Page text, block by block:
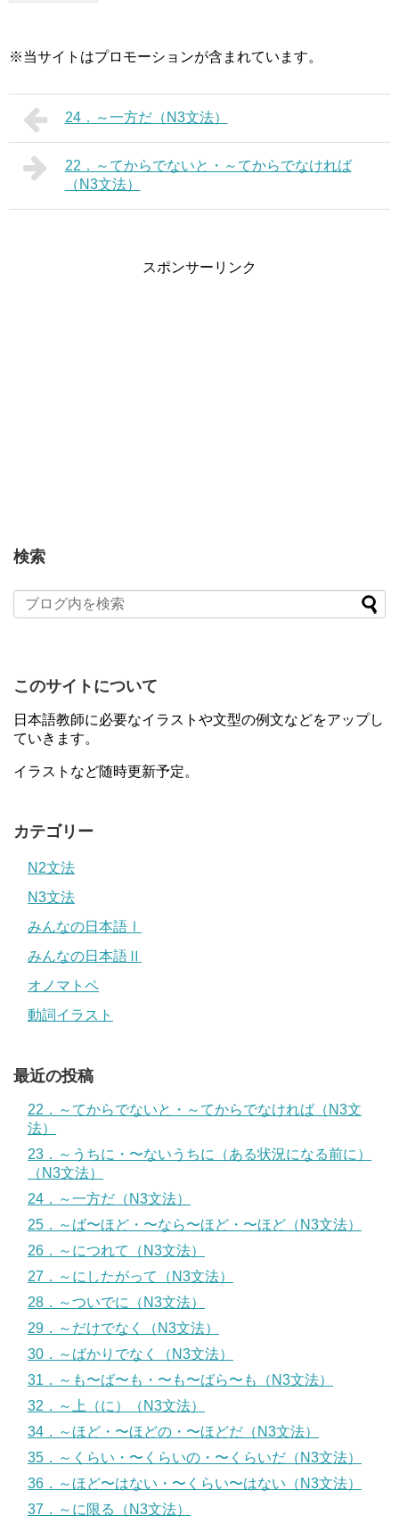
※当サイトはプロモーションが含まれています。
24．～一方だ（N3文法）
22．～てからでないと・～てからでなければ
（N3文法）
スポンサーリンク
検索
このサイトについて
日本語教師に必要なイラストや文型の例文などをアップし
ていきます。
イラストなど随時更新予定。
カテゴリー
N2文法
N3文法
みんなの日本語Ⅰ
みんなの日本語Ⅱ
オノマトペ
動詞イラスト
最近の投稿
22．～てからでないと・～てからでなければ（N3文
法）
23．～うちに・〜ないうちに（ある状況になる前に）
（N3文法）
24．～一方だ（N3文法）
25．～ば〜ほど・〜なら〜ほど・〜ほど（N3文法）
26．～につれて（N3文法）
27．～にしたがって（N3文法）
28．～ついでに（N3文法）
29．～だけでなく（N3文法）
30．～ばかりでなく（N3文法）
31．～も〜ば〜も・〜も〜ばら〜も（N3文法）
32．～上（に）（N3文法）
34．～ほど・〜ほどの・〜ほどだ（N3文法）
35．～くらい・〜くらいの・〜くらいだ（N3文法）
36．～ほど〜はない・〜くらい〜はない（N3文法）
37．～に限る（N3文法）